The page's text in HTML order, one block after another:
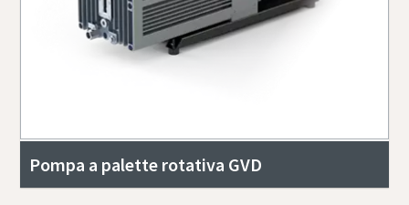
Pompa a palette rotativa GVD